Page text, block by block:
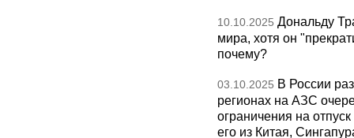
10.10.2025 Дональду
мира, хотя он
почему?
03.10.2025 В России
регионах на АЗС
ограничения на
его из Китая,